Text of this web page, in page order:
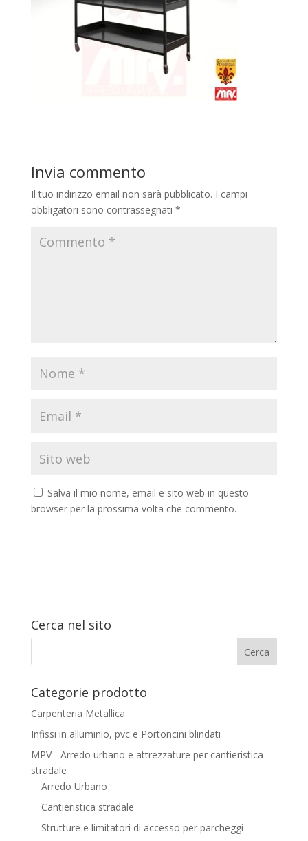
Invia commento
Il tuo indirizzo email non sarà pubblicato. I campi
obbligatori sono contrassegnati *
Salva il mio nome, email e sito web in questo
browser per la prossima volta che commento.
Cerca nel sito
Categorie prodotto
Carpenteria Metallica
Infissi in alluminio, pvc e Portoncini blindati
MPV - Arredo urbano e attrezzature per cantieristica
stradale
Arredo Urbano
Cantieristica stradale
Strutture e limitatori di accesso per parcheggi